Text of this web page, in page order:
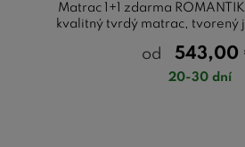
Matrac 1+1 zdarma
kvalitný tvrdý matrac, tvorený
od 543,00
20-30 dní